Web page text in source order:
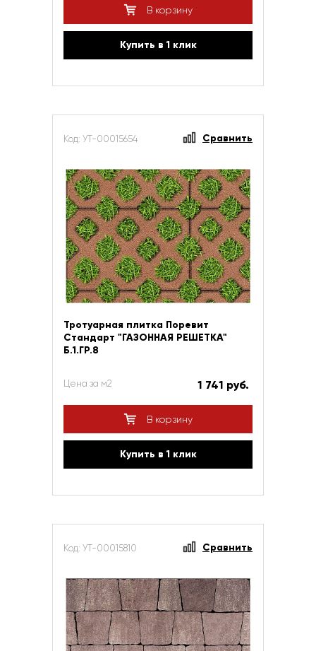
В корзину
Купить в 1 клик
Код: УТ-00015654 Сравнить
Тротуарная плитка Поревит
Стандарт "ГАЗОННАЯ РЕШЕТКА"
Б.1.ГР.8
Цена за м2 1 741 руб.
В корзину
Купить в 1 клик
Код: УТ-00015810 Сравнить